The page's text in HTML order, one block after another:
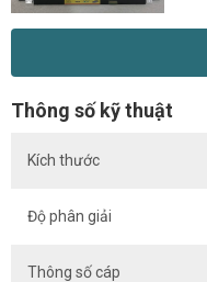
Thông số kỹ thuật
Kích thước
Độ phân giải
Thông số cáp